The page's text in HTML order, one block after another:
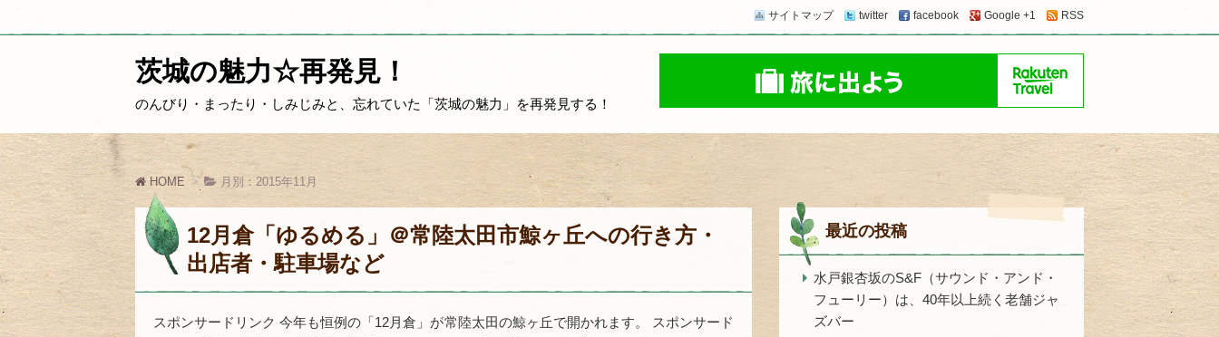
サイトマップ twitter facebook Google +1 RSS
茨城の魅力☆再発見！
のんびり・まったり・しみじみと、忘れていた「茨城の魅力」を再発見する！
HOME 月別：2015年11月
12月倉「ゆるめる」＠常陸太田市鯨ヶ丘への行き方・
出店者・駐車場など
スポンサードリンク 今年も恒例の「12月倉」が常陸太田の鯨ヶ丘で開かれます。 スポンサード
最近の投稿
水戸銀杏坂のS&F（サウンド・アンド・
フューリー）は、40年以上続く老舗ジャ
ズバー